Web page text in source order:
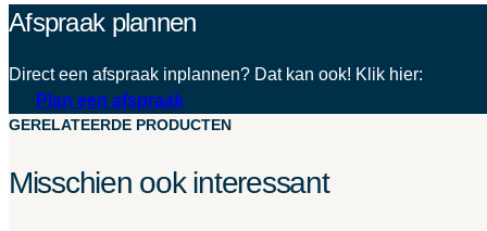
Afspraak plannen
Direct een afspraak inplannen? Dat kan ook! Klik hier:
Plan een afspraak
GERELATEERDE PRODUCTEN
Misschien ook interessant